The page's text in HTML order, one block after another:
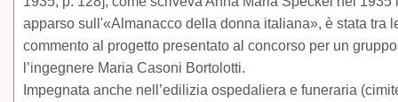
apparso sull'«Almanacco della donna italiana», è stata tra
commento al progetto presentato al concorso per un
l’ingegnere Maria Casoni Bortolotti.
Impegnata anche nell’edilizia ospedaliera e funeraria